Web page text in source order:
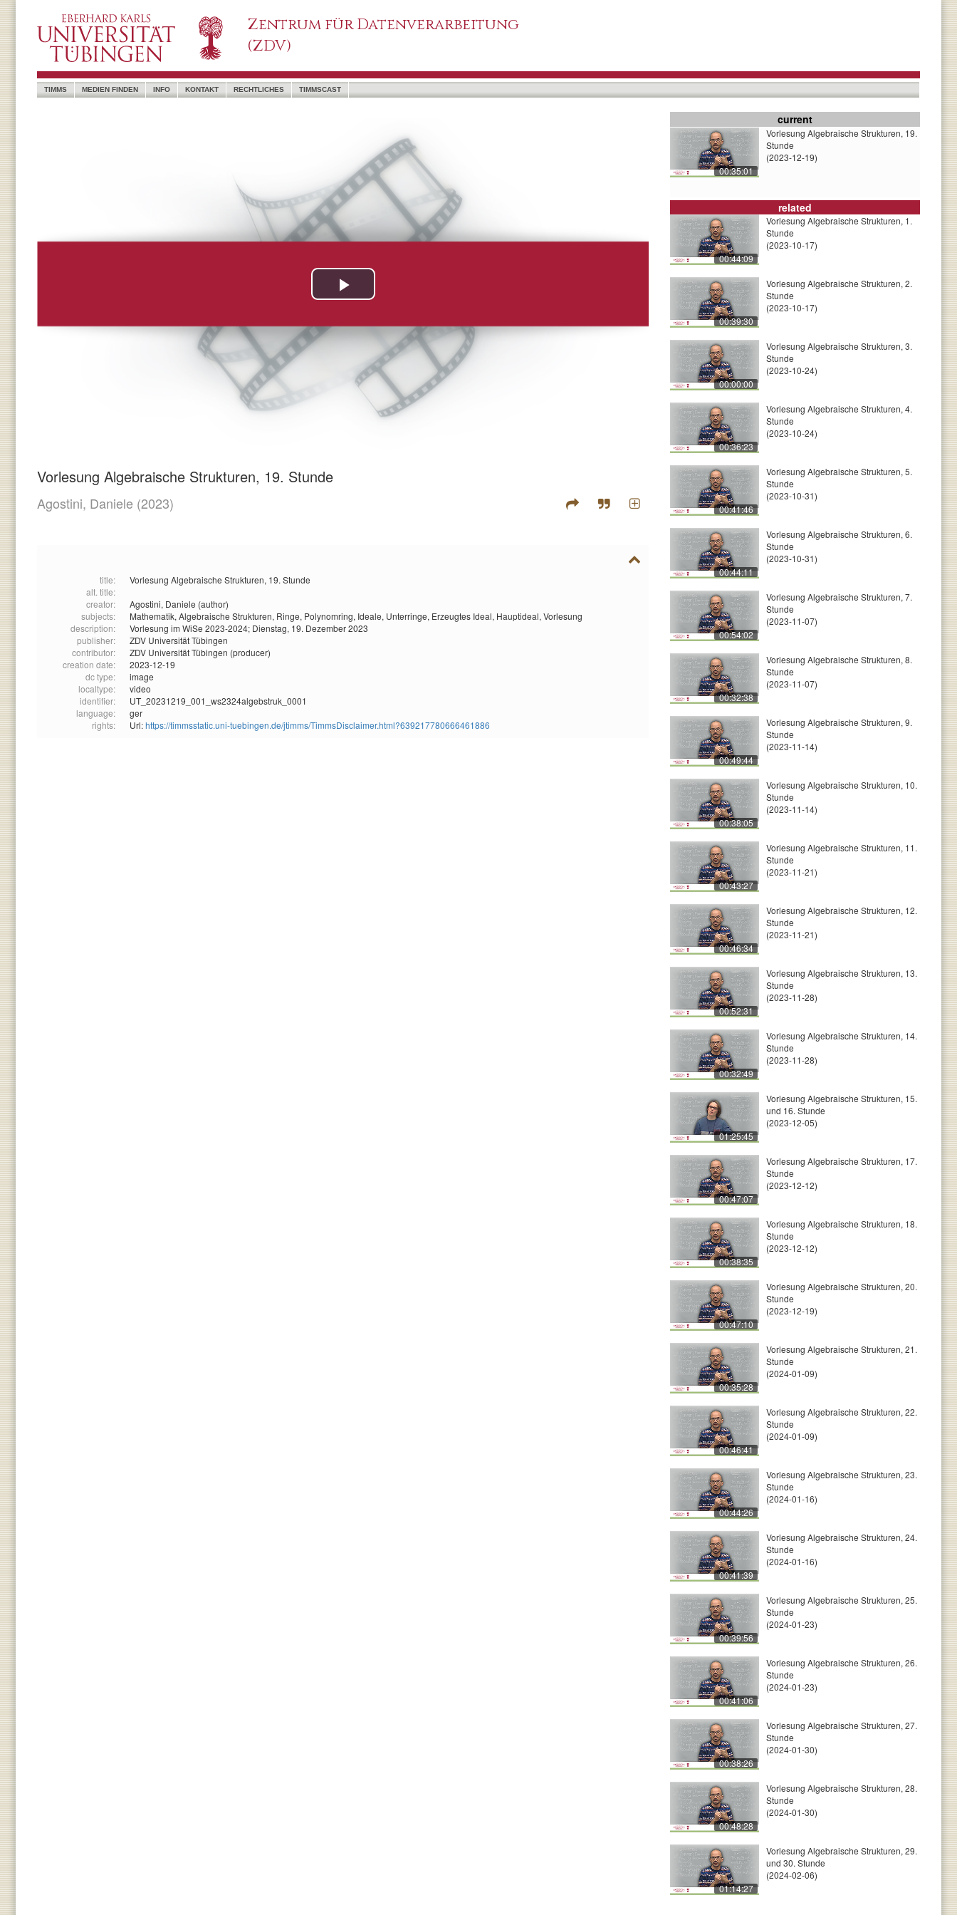
Zentrum für Datenverarbeitung
(ZDV)
TIMMS MEDIEN FINDEN INFO KONTAKT RECHTLICHES TIMMSCAST
Vorlesung Algebraische Strukturen, 19. Stunde
Agostini, Daniele (2023)
title:
Vorlesung Algebraische Strukturen, 19. Stunde
alt. title:
creator:
Agostini, Daniele (author)
subjects:
Mathematik, Algebraische Strukturen, Ringe, Polynomring, Ideale, Unterringe, Erzeugtes Ideal, Hauptideal, Vorlesung
description:
Vorlesung im WiSe 2023-2024; Dienstag, 19. Dezember 2023
publisher:
ZDV Universität Tübingen
contributor:
ZDV Universität Tübingen (producer)
creation date:
2023-12-19
dc type:
image
localtype:
video
identifier:
UT_20231219_001_ws2324algebstruk_0001
language:
ger
rights:
Url:https://timmsstatic.uni-tuebingen.de/jtimms/TimmsDisclaimer.html?639217780666461886
current
00:35:01
Vorlesung Algebraische Strukturen, 19.
Stunde
(2023-12-19)
related
00:44:09
Vorlesung Algebraische Strukturen, 1.
Stunde
(2023-10-17)
00:39:30
Vorlesung Algebraische Strukturen, 2.
Stunde
(2023-10-17)
00:00:00
Vorlesung Algebraische Strukturen, 3.
Stunde
(2023-10-24)
00:36:23
Vorlesung Algebraische Strukturen, 4.
Stunde
(2023-10-24)
00:41:46
Vorlesung Algebraische Strukturen, 5.
Stunde
(2023-10-31)
00:44:11
Vorlesung Algebraische Strukturen, 6.
Stunde
(2023-10-31)
00:54:02
Vorlesung Algebraische Strukturen, 7.
Stunde
(2023-11-07)
00:32:38
Vorlesung Algebraische Strukturen, 8.
Stunde
(2023-11-07)
00:49:44
Vorlesung Algebraische Strukturen, 9.
Stunde
(2023-11-14)
00:38:05
Vorlesung Algebraische Strukturen, 10.
Stunde
(2023-11-14)
00:43:27
Vorlesung Algebraische Strukturen, 11.
Stunde
(2023-11-21)
00:46:34
Vorlesung Algebraische Strukturen, 12.
Stunde
(2023-11-21)
00:52:31
Vorlesung Algebraische Strukturen, 13.
Stunde
(2023-11-28)
00:32:49
Vorlesung Algebraische Strukturen, 14.
Stunde
(2023-11-28)
01:25:45
Vorlesung Algebraische Strukturen, 15.
und 16. Stunde
(2023-12-05)
00:47:07
Vorlesung Algebraische Strukturen, 17.
Stunde
(2023-12-12)
00:38:35
Vorlesung Algebraische Strukturen, 18.
Stunde
(2023-12-12)
00:47:10
Vorlesung Algebraische Strukturen, 20.
Stunde
(2023-12-19)
00:35:28
Vorlesung Algebraische Strukturen, 21.
Stunde
(2024-01-09)
00:46:41
Vorlesung Algebraische Strukturen, 22.
Stunde
(2024-01-09)
00:44:26
Vorlesung Algebraische Strukturen, 23.
Stunde
(2024-01-16)
00:41:39
Vorlesung Algebraische Strukturen, 24.
Stunde
(2024-01-16)
00:39:56
Vorlesung Algebraische Strukturen, 25.
Stunde
(2024-01-23)
00:41:06
Vorlesung Algebraische Strukturen, 26.
Stunde
(2024-01-23)
00:38:26
Vorlesung Algebraische Strukturen, 27.
Stunde
(2024-01-30)
00:48:28
Vorlesung Algebraische Strukturen, 28.
Stunde
(2024-01-30)
01:14:27
Vorlesung Algebraische Strukturen, 29.
und 30. Stunde
(2024-02-06)